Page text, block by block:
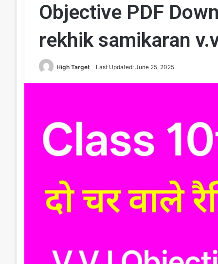
Objective PDF
rekhik samikaran
High Target Last Updated: June 25, 2025